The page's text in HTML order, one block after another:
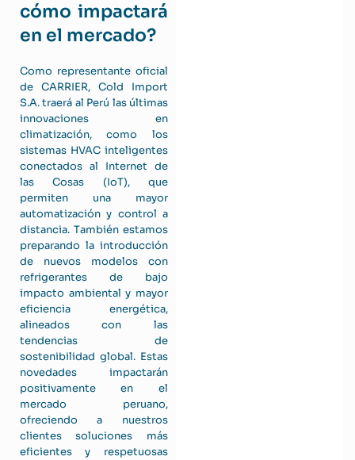
cómo impactará
en el mercado?
Como representante oficial
de CARRIER, Cold Import
S.A. traerá al Perú las últimas
innovaciones en
climatización, como los
sistemas HVAC inteligentes
conectados al Internet de
las Cosas (IoT), que
permiten una mayor
automatización y control a
distancia. También estamos
preparando la introducción
de nuevos modelos con
refrigerantes de bajo
impacto ambiental y mayor
eficiencia energética,
alineados con las
tendencias de
sostenibilidad global. Estas
novedades impactarán
positivamente en el
mercado peruano,
ofreciendo a nuestros
clientes soluciones más
eficientes y respetuosas